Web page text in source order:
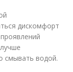
дискомфорт
смывать водой.